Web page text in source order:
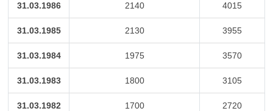
31.03.1986 2140 4015
31.03.1985 2130 3955
31.03.1984 1975 3570
31.03.1983 1800 3105
31.03.1982 1700 2720